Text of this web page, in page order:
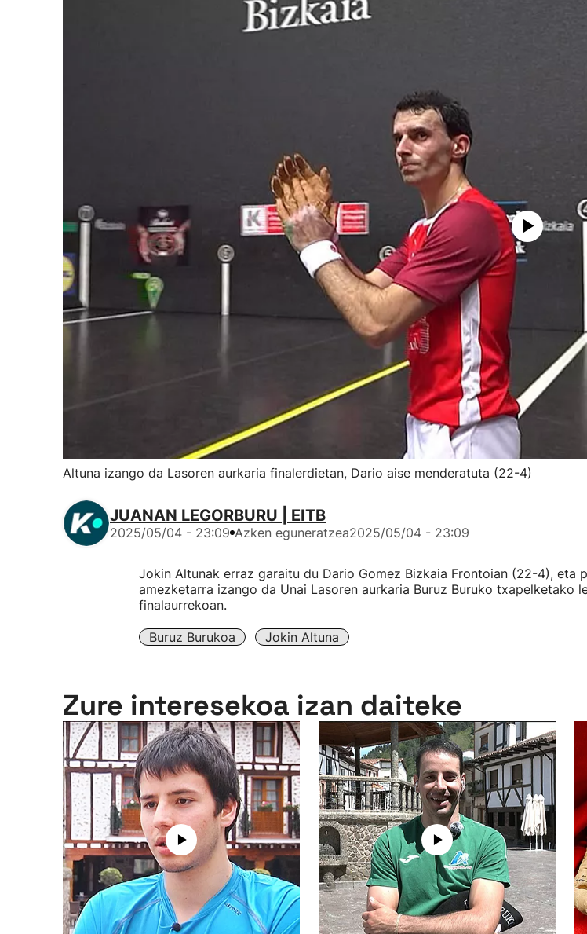
Altuna izango da Lasoren aurkaria finalerdietan, Dario aise menderatuta (22-4)
JUANAN LEGORBURU | EITB
2025/05/04 - 23:09 Azken eguneratzea2025/05/04 - 23:09
Jokin Altunak erraz garaitu du Dario Gomez Bizkaia Frontoian (22-4), eta
amezketarra izango da Unai Lasoren aurkaria Buruz Buruko txapelketako
finalaurrekoan.
Buruz Burukoa Jokin Altuna
Zure interesekoa izan daiteke